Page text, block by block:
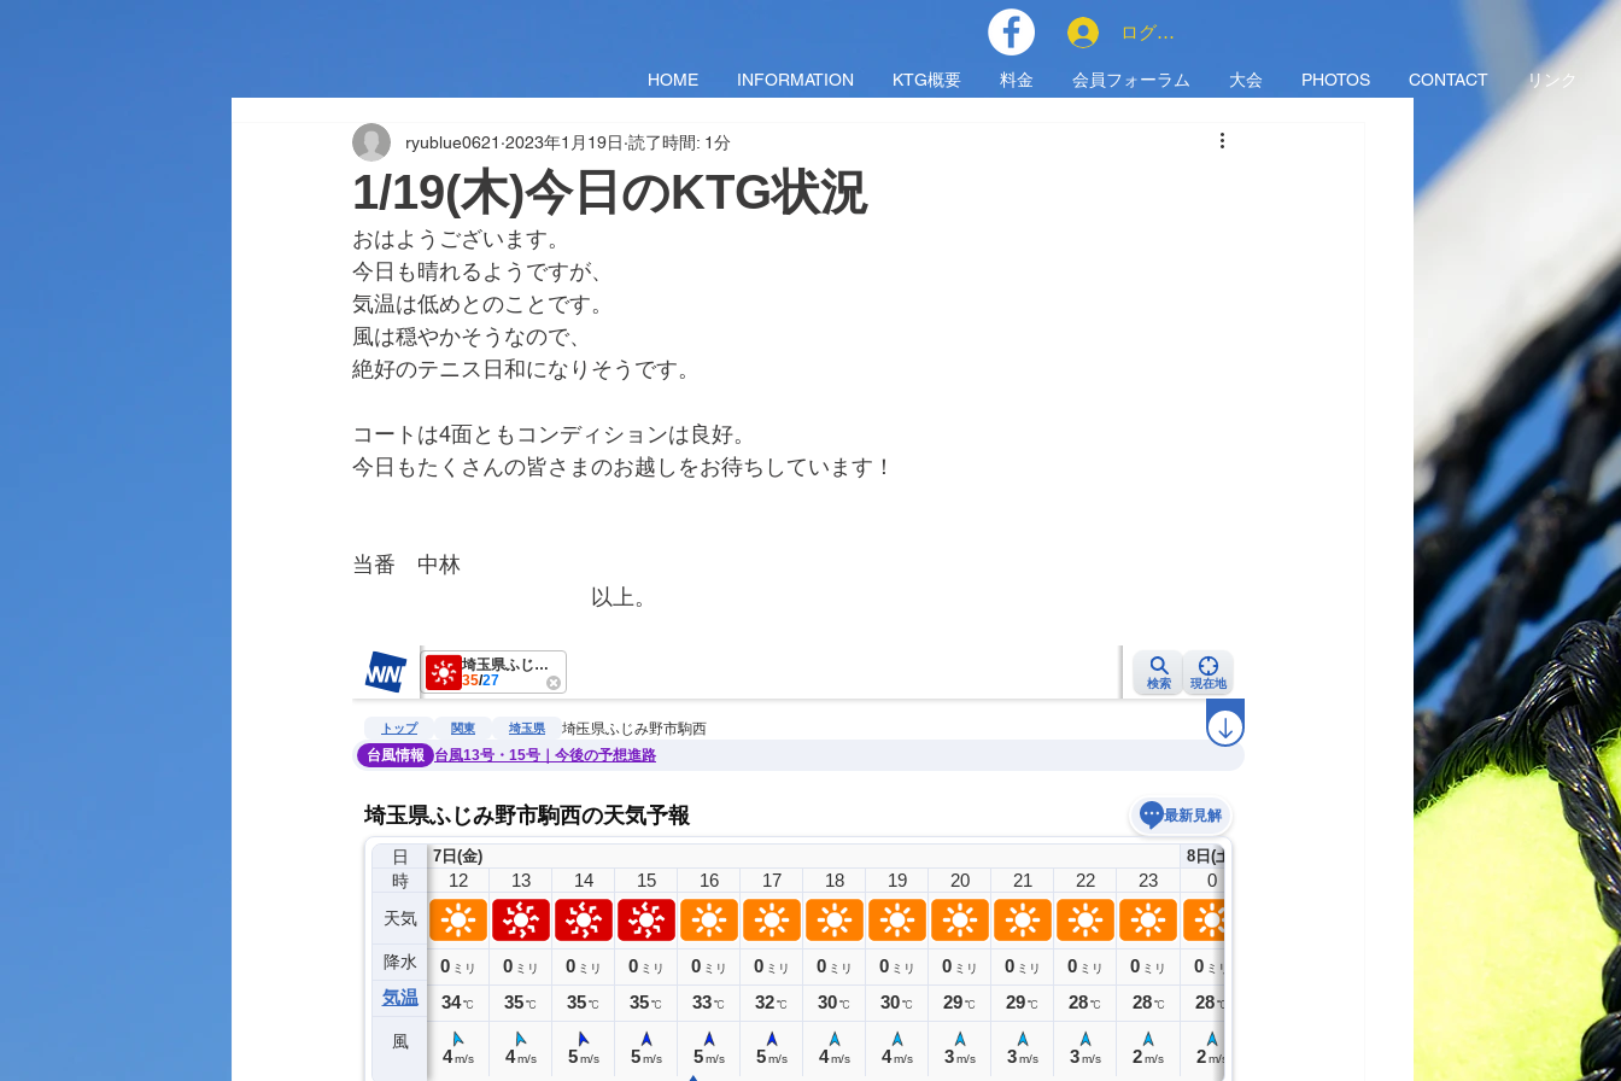
HOME INFORMATION KTG概要 料金 会員フォーラム 大会 PHOTOS CONTACT リンク
ログイン
1/19(木)今日のKTG状況
ryublue0621 2023年1月19日 読了時間: 1分
おはようございます。
今日も晴れるようですが、
気温は低めとのことです。
風は穏やかそうなので、
絶好のテニス日和になりそうです。
コートは4面ともコンディションは良好。
今日もたくさんの皆さまのお越しをお待ちしています！
当番　中林
以上。